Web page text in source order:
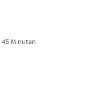
Minuten.